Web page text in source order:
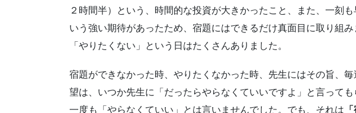
２時間半）という、時間的な投資が大きかったこと、また、一刻
いう強い期待があったため、宿題にはできるだけ真面目に取り組み
「やりたくない」という日はたくさんありました。
宿題ができなかった時、やりたくなかった時、先生にはその旨、
望は、いつか先生に「だったらやらなくていいですよ」と言って
一度も「やらなくていい」とは言いませんでした。でも、それは